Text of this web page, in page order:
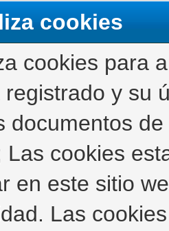
cookies
cookies para
y su
documentos
Las cookies
en este sitio
Las